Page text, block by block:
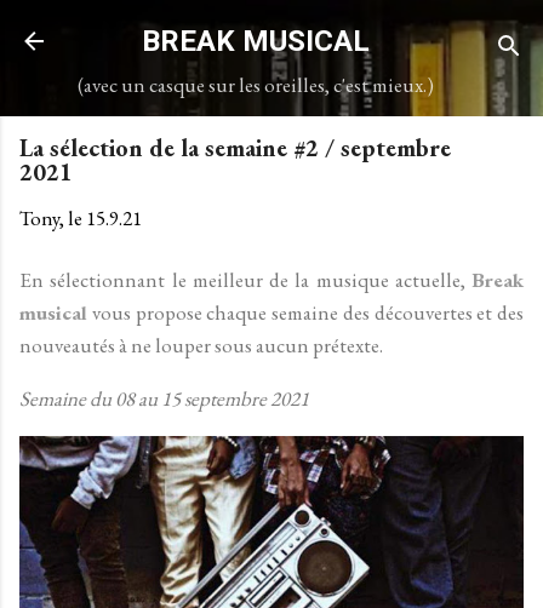
Accéder au contenu principal
BREAK MUSICAL
(avec un casque sur les oreilles, c'est mieux.)
La sélection de la semaine #2 / septembre
2021
Tony, le 15.9.21
En sélectionnant le meilleur de la musique actuelle, Break
musical vous propose chaque semaine des découvertes et des
nouveautés à ne louper sous aucun prétexte.
Semaine du 08 au 15 septembre 2021